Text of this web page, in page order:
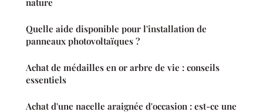
nature
Quelle aide disponible pour l'installation de
panneaux photovoltaïques ?
Achat de médailles en or arbre de vie : conseils
essentiels
Achat d'une nacelle araignée d'occasion : est-ce une